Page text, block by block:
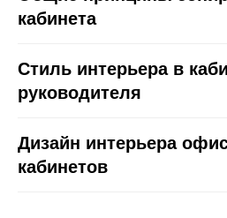
кабинета
Стиль интерьера в
руководителя
Дизайн интерьера
кабинетов